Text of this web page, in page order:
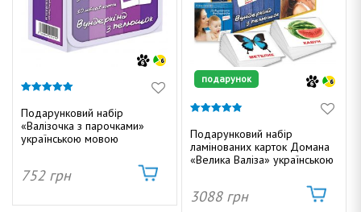
з 5
Подарунковий набір
«Валізочка з парочками»
українською мовою
752 грн
подарунок
з 5
Подарунковий набір
ламінованих карток Домана
«Велика Валіза» українською
3088 грн